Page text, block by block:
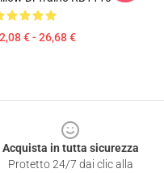
€ - 26,68 €
Acquista in tutta sicurezza
Protetto 24/7 dai clic alla